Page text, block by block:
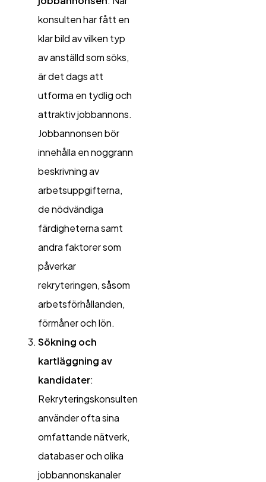
konsulten har fått en
klar bild av vilken typ
av anställd som söks,
är det dags att
utforma en tydlig och
attraktiv jobbannons.
Jobbannonsen bör
innehålla en noggrann
beskrivning av
arbetsuppgifterna,
de nödvändiga
färdigheterna samt
andra faktorer som
påverkar
rekryteringen, såsom
arbetsförhållanden,
förmåner och lön.
Sökning och
kartläggning av
kandidater:
Rekryteringskonsulten
använder ofta sina
omfattande nätverk,
databaser och olika
jobbannonskanaler